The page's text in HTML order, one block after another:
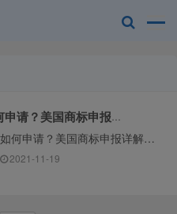
美国商标如何申请？美国商标申报详解
美国商标如何申请？美国商标申报详解！如果我们想申请美国商标专利，我们需要先了解商标申请相关的流程等知识。对于联邦政府的商标注册，我们应该在一定时间···
2021-11-19